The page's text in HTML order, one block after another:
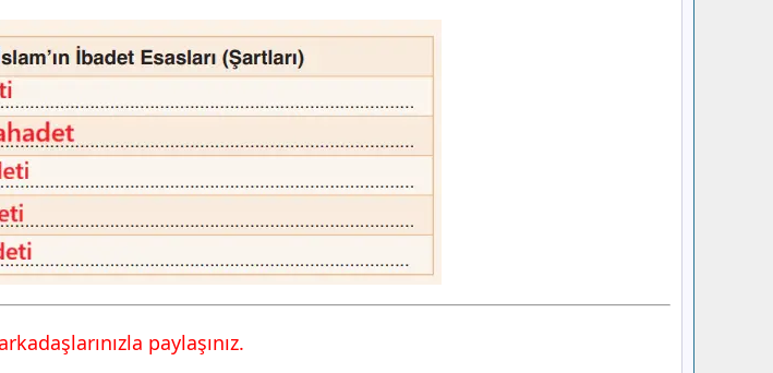
paylaşınız.